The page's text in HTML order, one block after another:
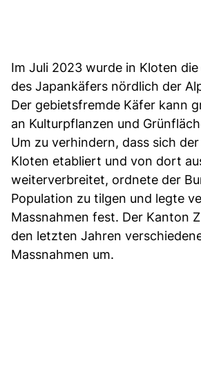
Im Juli 2023 wurde in Kloten
des Japankäfers nördlich der
Der gebietsfremde Käfer kann
an Kulturpflanzen und
Um zu verhindern, dass sich
Kloten etabliert und von dort
weiterverbreitet, ordnete der
Population zu tilgen und legte
Massnahmen fest. Der Kanton
den letzten Jahren
Massnahmen um.